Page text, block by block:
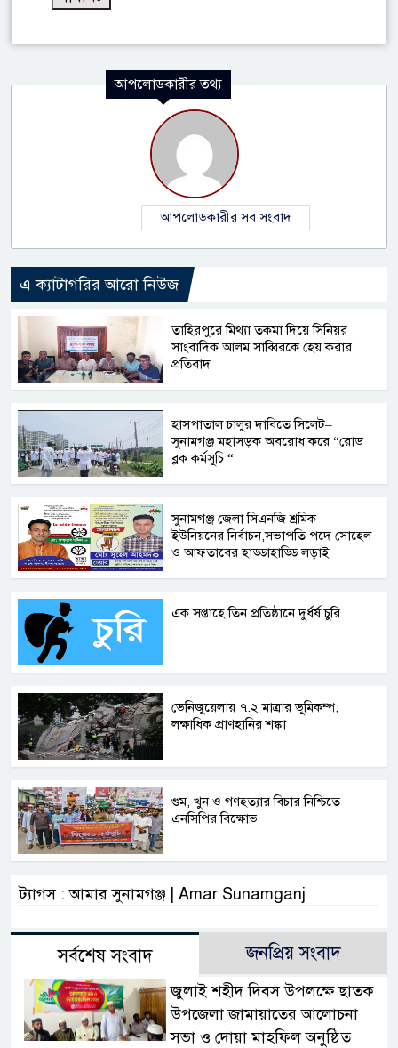
আপলোডকারীর তথ্য
আপলোডকারীর সব সংবাদ
এ ক্যাটাগরির আরো নিউজ
তাহিরপুরে মিথ্যা তকমা দিয়ে সিনিয়র
সাংবাদিক আলম সাব্বিরকে হেয় করার
প্রতিবাদ
হাসপাতাল চালুর দাবিতে সিলেট–
সুনামগঞ্জ মহাসড়ক অবরোধ করে “রোড
ব্লক কর্মসূচি “
সুনামগঞ্জ জেলা সিএনজি শ্রমিক
ইউনিয়নের নির্বাচন,সভাপতি পদে সোহেল
ও আফতাবের হাড্ডাহাড্ডি লড়াই
এক সপ্তাহে তিন প্রতিষ্ঠানে দুর্ধর্ষ চুরি
ভেনিজুয়েলায় ৭.২ মাত্রার ভূমিকম্প,
লক্ষাধিক প্রাণহানির শঙ্কা
গুম, খুন ও গণহত্যার বিচার নিশ্চিতে
এনসিপির বিক্ষোভ
ট্যাগস : আমার সুনামগঞ্জ | Amar Sunamganj
সর্বশেষ সংবাদ জনপ্রিয় সংবাদ
জুলাই শহীদ দিবস উপলক্ষে ছাতক
উপজেলা জামায়াতের আলোচনা
সভা ও দোয়া মাহফিল অনুষ্ঠিত